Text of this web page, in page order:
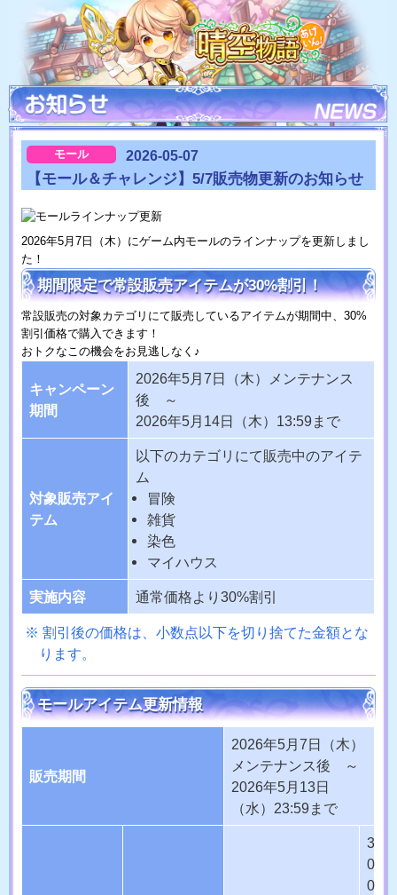
モール 2026-05-07
【モール＆チャレンジ】5/7販売物更新のお知らせ
2026年5月7日（木）にゲーム内モールのラインナップを更新しまし
た！
期間限定で常設販売アイテムが30%割引！
常設販売の対象カテゴリにて販売しているアイテムが期間中、30%
割引価格で購入できます！
おトクなこの機会をお見逃しなく♪
キャンペーン
期間
2026年5月7日（木）メンテナンス
後 ～
2026年5月14日（木）13:59まで
対象販売アイ
テム
以下のカテゴリにて販売中のアイテ
ム
冒険
雑貨
染色
マイハウス
実施内容 通常価格より30%割引
割引後の価格は、小数点以下を切り捨てた金額とな
ります。
モールアイテム更新情報
販売期間
2026年5月7日（木）
メンテナンス後 ～
2026年5月13日
（水）23:59まで
3
0
0